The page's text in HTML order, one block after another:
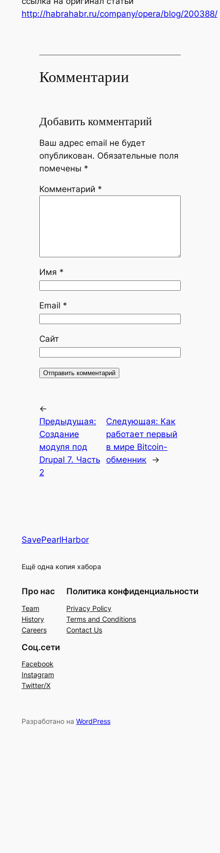
http://habrahabr.ru/company/opera/blog/200388/
Комментарии
Добавить комментарий
Ваш адрес email не будет
опубликован. Обязательные поля
помечены *
Комментарий *
Имя *
Email *
Сайт
←
Предыдущая:
Создание
модуля под
Drupal 7. Часть
2
Следующая: Как
работает первый
в мире Bitcoin-
обменник
→
SavePearlHarbor
Ещё одна копия хабора
Про нас
Team
History
Careers
Политика конфиденциальности
Privacy Policy
Terms and Conditions
Contact Us
Соц.сети
Facebook
Instagram
Twitter/X
Разработано на WordPress